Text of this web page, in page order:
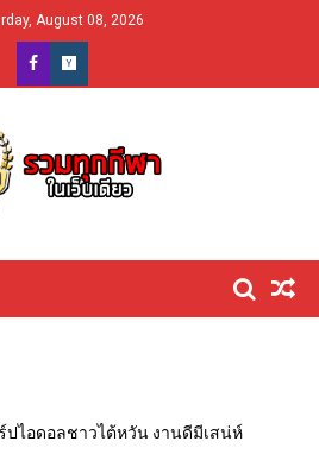
August 08, 2026
ปไอดอลชาวไต้หวัน งานดีมีเสน่ห์